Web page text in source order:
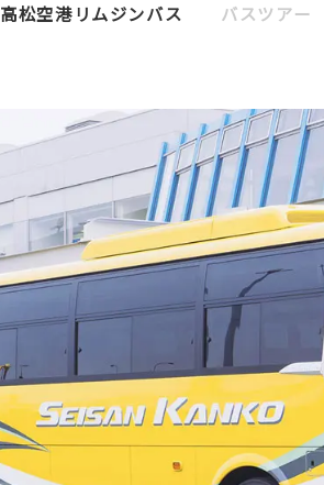
高松空港リムジンバス バスツアー